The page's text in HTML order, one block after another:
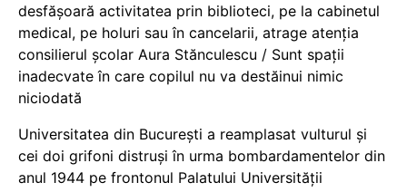
desfășoară activitatea prin biblioteci, pe la cabinetul
medical, pe holuri sau în cancelarii, atrage atenția
consilierul școlar Aura Stănculescu / Sunt spații
inadecvate în care copilul nu va destăinui nimic
niciodată
Universitatea din București a reamplasat vulturul și
cei doi grifoni distruși în urma bombardamentelor din
anul 1944 pe frontonul Palatului Universității